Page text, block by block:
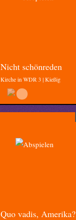
Nicht schönreden
Kirche in WDR 3 | Kießig
Quo vadis, Amerika?